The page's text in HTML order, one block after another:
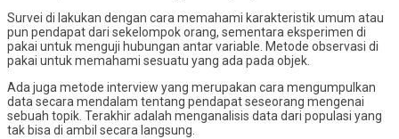
Survei di lakukan dengan cara memahami karakteristik umum atau
pun pendapat dari sekelompok orang, sementara eksperimen di
pakai untuk menguji hubungan antar variable. Metode observasi di
pakai untuk memahami sesuatu yang ada pada objek.
Ada juga metode interview yang merupakan cara mengumpulkan
data secara mendalam tentang pendapat seseorang mengenai
sebuah topik. Terakhir adalah menganalisis data dari populasi yang
tak bisa di ambil secara langsung.